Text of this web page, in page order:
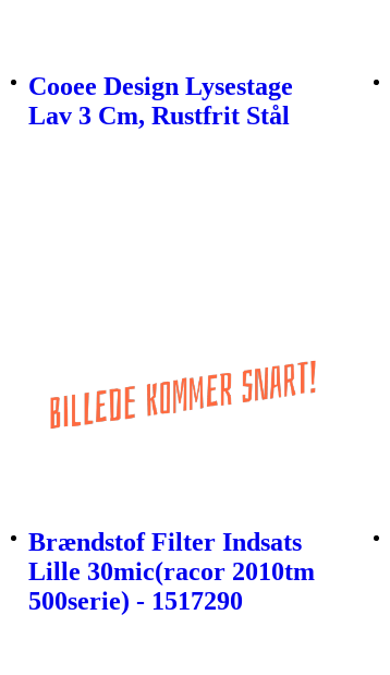
Cooee Design Lysestage
Lav 3 Cm, Rustfrit Stål
Brændstof Filter Indsats
Lille 30mic(racor 2010tm
500serie) - 1517290